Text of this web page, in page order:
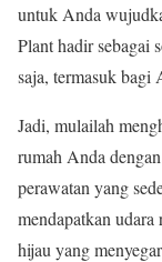
untuk Anda
Plant hadir sebagai
saja, termasuk bagi
Jadi, mulailah
rumah Anda
perawatan yang
mendapatkan udara
hijau yang